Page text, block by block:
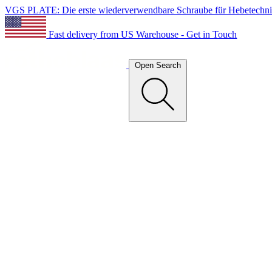
VGS PLATE: Die erste wiederverwendbare Schraube für
Fast delivery from US Warehouse - Get in Touch
Open Search